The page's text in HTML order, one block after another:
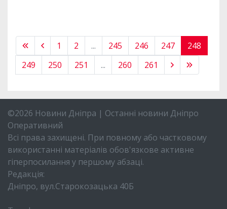
1 2 ... 245 246 247
248
249
250 251 ... 260 261
©2026 Новини Дніпра | Останні новини Дніпро
Оперативний
Всі права захищені. При повному або частковому
використанні матеріалів обов'язкове активне
гіперпосилання у першому абзаці.
Редакція:
Дніпро, вул.Старокозацька 40Б